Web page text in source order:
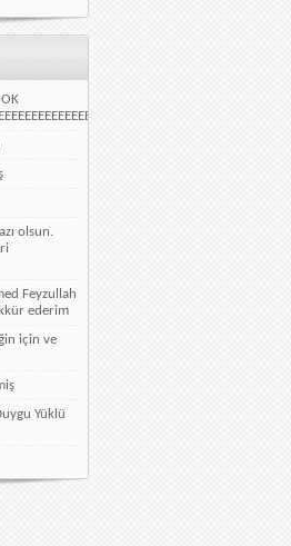
olsun.
Feyzullah
ederim
için ve
Yüklü